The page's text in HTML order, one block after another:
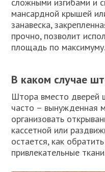
мансардной крышей
занавеска,
прочно, позволит
площадь по максимуму.
В каком случае
Штора вместо дверей
часто – вынужденная
организовать
кассетной или
остается, как
привлекательные